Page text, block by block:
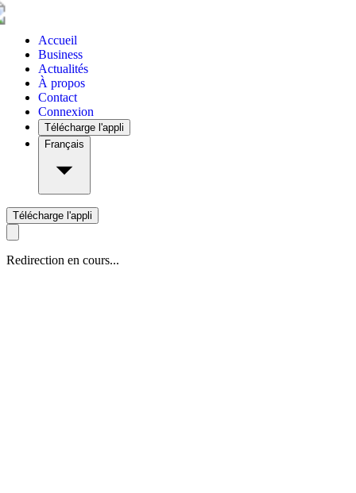
Accueil
Business
Actualités
À propos
Contact
Connexion
Télécharge l'appli
Français
Télécharge l'appli
Redirection en cours...